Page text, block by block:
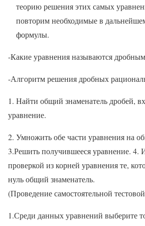
теорию решения этих самых
повторим необходимые в
формулы.
-Какие уравнения называются
-Алгоритм решения дробных
1. Найти общий знаменатель дробей,
уравнение.
2. Умножить обе части уравнения на
3.Решить получившееся уравнение. 4.
проверкой из корней уравнения те,
нуль общий знаменатель.
(Проведение самостоятельной
1.Среди данных уравнений выберите